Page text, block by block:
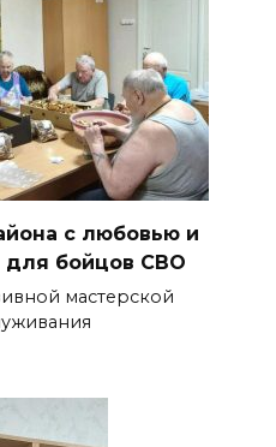
с любовью и
для бойцов СВО
мастерской